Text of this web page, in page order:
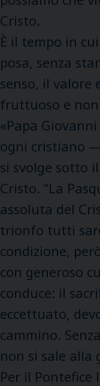
Cristo.
È il tempo in
posa, senza
senso, il valore
fruttuoso e
«Papa
ogni cristiano
si svolge sotto
Cristo. “La
assoluta del
trionfo tutti
condizione,
con generoso
conduce: il
eccettuato,
cammino.
non si sale alla
Per il